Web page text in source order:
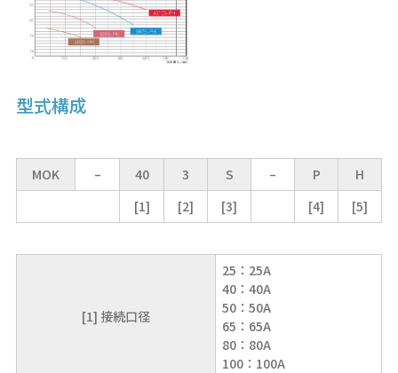
型式構成
MOK – 40 3 S – P
H
[1]
[2] [3] [4] [5]
[1] 接続口径
25：25A
40：40A
50：50A
65：65A
80：80A
100：100A